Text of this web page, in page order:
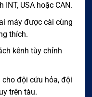
INT, USA hoặc CAN.
máy được cài cùng
thích.
kênh tùy chỉnh
cho đội cứu hỏa, đội
trên tàu.